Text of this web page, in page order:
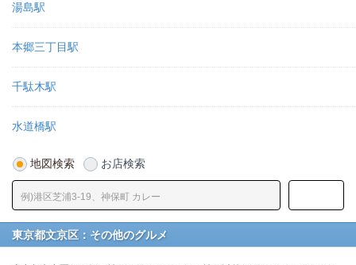
湯島駅
本郷三丁目駅
千駄木駅
水道橋駅
地図検索 お店検索
東京都文京区：その他のグルメ